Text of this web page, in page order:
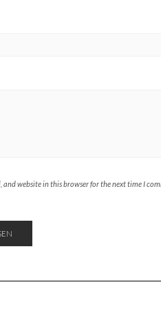
and website in this browser for the next time I